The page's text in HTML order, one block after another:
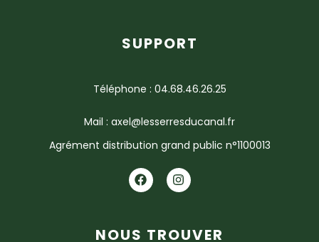
SUPPORT
Téléphone : 04.68.46.26.25
Mail : axel@lesserresducanal.fr
Agrément distribution grand public n°1100013
NOUS TROUVER